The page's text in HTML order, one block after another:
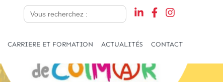
Search
for:
CARRIERE ET FORMATION ACTUALITÉS CONTACT